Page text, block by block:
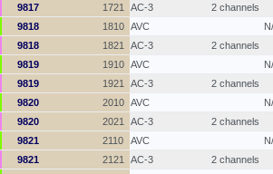
9817
1721 AC-3 2 channels
9818
1810 AVC
9818
1821 AC-3 2 channels
9819
1910 AVC
9819
1921 AC-3 2 channels
9820
2010 AVC
9820
2021 AC-3 2 channels
9821
2110 AVC
9821
2121 AC-3 2 channels